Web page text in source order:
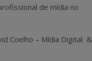
de mídia no
Coelho – Mídia Digital &